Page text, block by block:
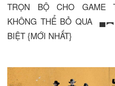
TRỌN BỘ CHO GAME
KHÔNG THỂ BỎ QUA
BIỆT {MỚI NHẤT}